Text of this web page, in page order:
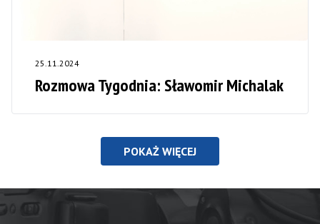
25.11.2024
Rozmowa Tygodnia: Sławomir Michalak
POKAŻ WIĘCEJ